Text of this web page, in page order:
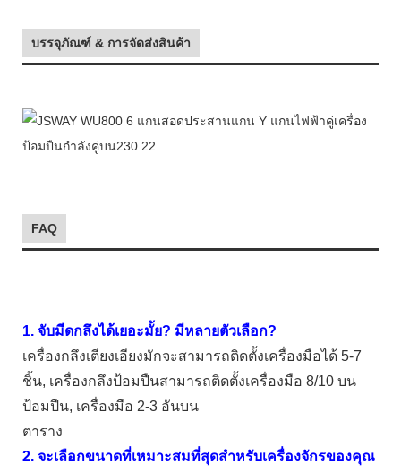
บรรจุภัณฑ์ & การจัดส่งสินค้า
FAQ
1. จับมีดกลึงได้เยอะมั้ย? มีหลายตัวเลือก?
เครื่องกลึงเตียงเอียงมักจะสามารถติดตั้งเครื่องมือได้ 5-7
ชิ้น, เครื่องกลึงป้อมปืนสามารถติดตั้งเครื่องมือ 8/10 บน
ป้อมปืน, เครื่องมือ 2-3 อันบน
ตาราง
2. จะเลือกขนาดที่เหมาะสมที่สุดสำหรับเครื่องจักรของคุณ